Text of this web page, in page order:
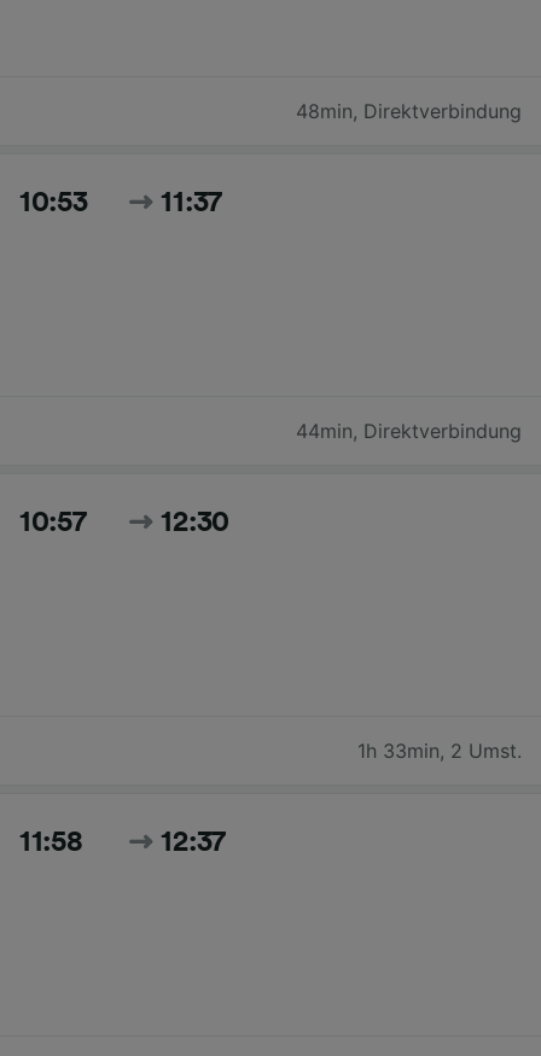
48min, Direktverbindung
10:53 11:37
44min, Direktverbindung
10:57 12:30
1h 33min, 2 Umst.
11:58 12:37